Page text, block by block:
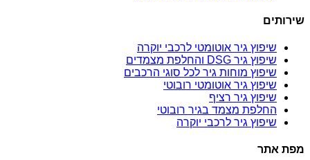
שירותים
שיפוץ גיר אוטומטי לרכבי יוקרה
שיפוץ גיר DSG והחלפת מצמדים
שיפוץ מוחות גיר לכל סוגי הרכבים
שיפוץ גיר אוטומטי רובוטי
שיפוץ גיר רציף
החלפת מצמד בגיר רובוטי
שיפוץ גיר לרכבי יוקרה
מפת אתר